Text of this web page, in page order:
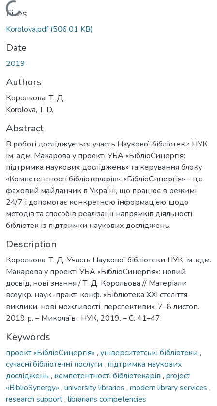
Loading...
Files
Korolova.pdf(506.01 KB)
Date
2019
Authors
Корольова, Т. Д.
Korolova, T. D.
Abstract
В роботі досліджується участь Наукової бібліотеки НУК
ім. адм. Макарова у проекті УБА «БібліоСинергія:
підтримка наукових досліджень» та керування блоку
«Компетентності бібліотекарів». «БібліоСинергія» – це
фаховий майданчик в Україні, що працює в режимі
24/7 і допомогає конкретною інформацією щодо
методів та способів реалізації напрямків діяльності
бібліотек із підтримки наукових досліджень.
Description
Корольова, Т. Д. Участь Наукової бібліотеки НУК ім. адм.
Макарова у проекті УБА «БібліоСинергія»: новий
досвід, нові знання / Т. Д. Корольова // Матеріали
всеукр. наук.-практ. конф. «Бібліотека ХХІ століття:
виклики, нові можливості, перспективи», 7–8 листоп.
2019 р. – Миколаїв : НУК, 2019. – С. 41–47.
Keywords
проект «БібліоСинергія» , університетські бібліотеки ,
сучасні бібліотечні послуги , підтримка наукових
досліджень , компетентності бібліотекарів , project
«BiblioSynergy» , university libraries , modern library services ,
research support, librarians competencies